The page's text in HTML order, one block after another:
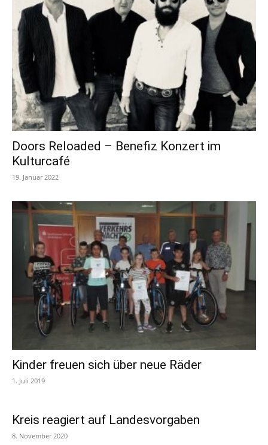
Doors Reloaded – Benefiz Konzert im
Kulturcafé
19. Januar 2022
Kinder freuen sich über neue Räder
1. Juli 2019
Kreis reagiert auf Landesvorgaben
8. November 2020